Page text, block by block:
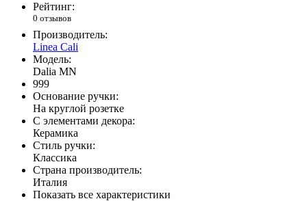
Рейтинг:
0 отзывов
Производитель:
Linea Cali
Модель:
Dalia MN
999
Основание ручки:
На круглой розетке
С элементами декора:
Керамика
Стиль ручки:
Классика
Страна производитель:
Италия
Показать все характеристики